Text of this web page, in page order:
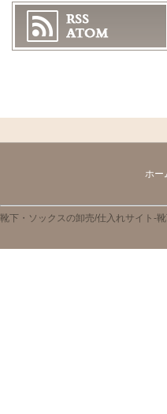
ホー
靴下・ソックスの卸売/仕入れサイト-